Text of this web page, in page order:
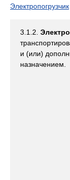
Электропогрузчик
3.1.2.
и (или)
назначением.